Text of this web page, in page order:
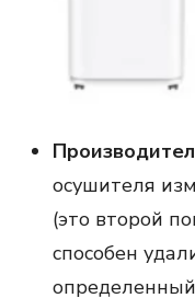
осушителя
(это второй
способен